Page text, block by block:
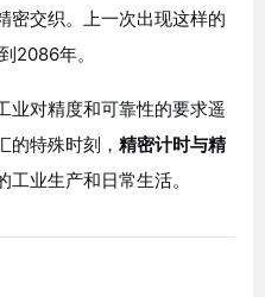
密交织。上一次出现这样的
2086年。
业对精度和可靠性的要求遥
的特殊时刻， 精密计时与精
业生产和日常生活。